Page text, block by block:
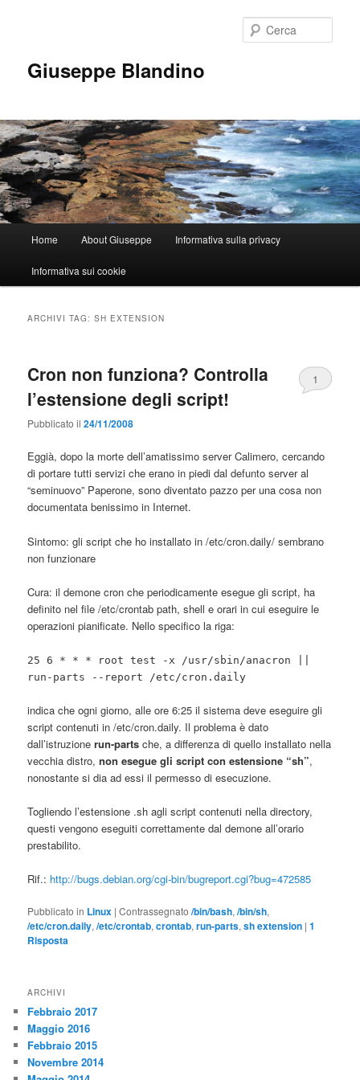
Giuseppe Blandino
principale
Home About Giuseppe Informativa sulla privacy
Informativa sui cookie
ARCHIVI TAG:SH EXTENSION
Cron non funziona? Controlla
l’estensione degli script!
Pubblicato il24/11/2008
1
Eggià, dopo la morte dell’amatissimo server Calimero, cercando
di portare tutti servizi che erano in piedi dal defunto server al
“seminuovo” Paperone, sono diventato pazzo per una cosa non
documentata benissimo in Internet.
Sintomo: gli script che ho installato in /etc/cron.daily/ sembrano
non funzionare
Cura: il demone cron che periodicamente esegue gli script, ha
definito nel file /etc/crontab path, shell e orari in cui eseguire le
operazioni pianificate. Nello specifico la riga:
25 6 * * * root test -x /usr/sbin/anacron ||
run-parts --report /etc/cron.daily
indica che ogni giorno, alle ore 6:25 il sistema deve eseguire gli
script contenuti in /etc/cron.daily. Il problema è dato
dall’istruzionerun-parts che, a differenza di quello installato nella
vecchia distro,non esegue gli script con estensione “sh”,
nonostante si dia ad essi il permesso di esecuzione.
Togliendo l’estensione .sh agli script contenuti nella directory,
questi vengono eseguiti correttamente dal demone all’orario
prestabilito.
Rif.: http://bugs.debian.org/cgi-bin/bugreport.cgi?bug=472585
Pubblicato in Linux |Contrassegnato /bin/bash,/bin/sh,
/etc/cron.daily,/etc/crontab,crontab,run-parts,sh extension |1
Risposta
ARCHIVI
Febbraio 2017
Maggio 2016
Febbraio 2015
Novembre 2014